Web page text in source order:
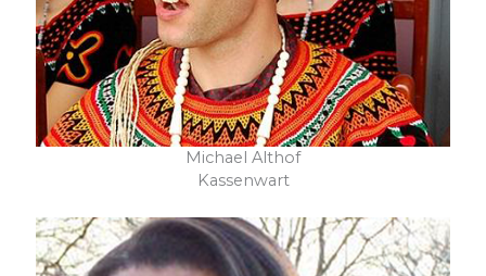
Michael Althof
Kassenwart